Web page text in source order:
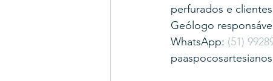
perfurados e
Geólogo
WhatsApp: (51)